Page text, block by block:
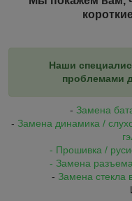
Наши
проблемами
- Замена
- Замена динамика /
- Прошивка /
- Замена
- Замена стекла